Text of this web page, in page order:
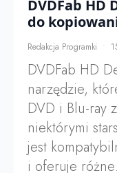
DVDFab HD
do
Redakcja Programki
DVDFab HD
narzędzie,
DVD i Blu-ray
niektórymi
jest
i oferuje